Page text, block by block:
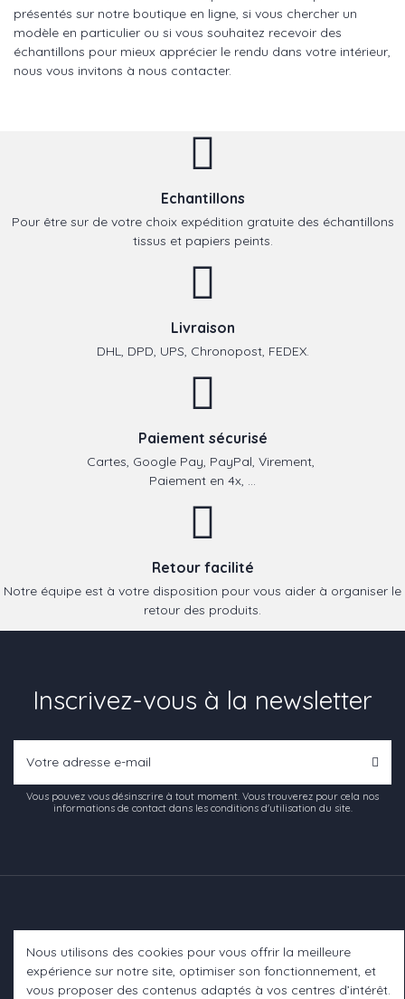
présentés sur notre boutique en ligne, si vous chercher un
modèle en particulier ou si vous souhaitez recevoir des
échantillons pour mieux apprécier le rendu dans votre intérieur,
nous vous invitons à nous contacter.
Echantillons
Pour être sur de votre choix expédition gratuite des échantillons
tissus et papiers peints.
Livraison
DHL, DPD, UPS, Chronopost, FEDEX.
Paiement sécurisé
Cartes, Google Pay, PayPal, Virement,
Paiement en 4x, ...
Retour facilité
Notre équipe est à votre disposition pour vous aider à organiser le
retour des produits.
Inscrivez-vous à la newsletter
Vous pouvez vous désinscrire à tout moment. Vous trouverez pour cela nos
informations de contact dans les conditions d'utilisation du site.
Informations
Nous utilisons des cookies pour vous offrir la meilleure
expérience sur notre site, optimiser son fonctionnement, et
vous proposer des contenus adaptés à vos centres d’intérêt.